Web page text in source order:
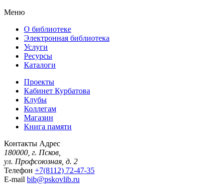
Меню
О библиотеке
Электронная библиотека
Услуги
Ресурсы
Каталоги
Проекты
Кабинет Курбатова
Клубы
Коллегам
Магазин
Книга памяти
Контакты Адрес
180000, г. Псков,
ул. Профсоюзная, д. 2
Телефон +7(8112) 72-47-35
E-mail bib@pskovlib.ru